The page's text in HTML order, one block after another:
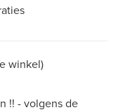
winkel)
!! - volgens de